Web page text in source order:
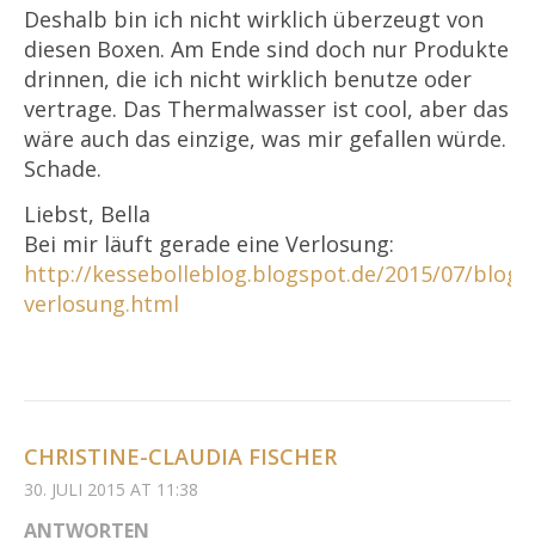
Deshalb bin ich nicht wirklich überzeugt von
diesen Boxen. Am Ende sind doch nur Produkte
drinnen, die ich nicht wirklich benutze oder
vertrage. Das Thermalwasser ist cool, aber das
wäre auch das einzige, was mir gefallen würde.
Schade.
Liebst, Bella
Bei mir läuft gerade eine Verlosung:
http://kessebolleblog.blogspot.de/2015/07/
verlosung.html
CHRISTINE-CLAUDIA FISCHER
30. JULI 2015 AT 11:38
ANTWORTEN